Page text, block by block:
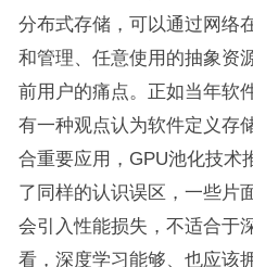
分布式存储，可以通过网络
和管理、任意使用的抽象资
前用户的痛点。正如当年软
有一种观点认为软件定义存
合重要应用，GPU池化技术
了同样的认识误区，一些片
会引入性能损失，不适合于
看，深度学习能够、也应该